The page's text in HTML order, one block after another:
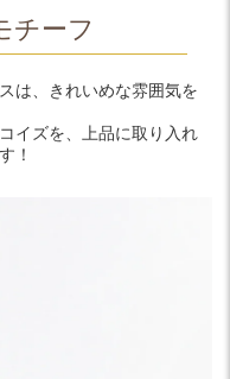
チーフ
は、きれいめな雰囲気を
イズを、上品に取り入れ
！